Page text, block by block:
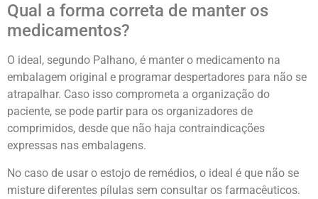
Qual a forma correta de manter os
medicamentos?
O ideal, segundo Palhano, é manter o medicamento na
embalagem original e programar despertadores para não se
atrapalhar. Caso isso comprometa a organização do
paciente, se pode partir para os organizadores de
comprimidos, desde que não haja contraindicações
expressas nas embalagens.
No caso de usar o estojo de remédios, o ideal é que não se
misture diferentes pílulas sem consultar os farmacêuticos.